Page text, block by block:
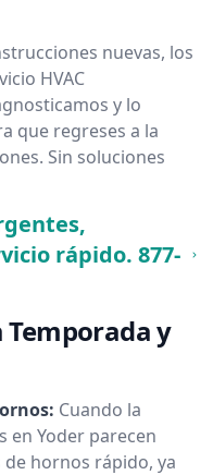
nuevas, los
HVAC
y lo
que regreses a la
Sin soluciones
rápido. 877-
Temporada y
Cuando la
en Yoder parecen
hornos rápido, ya